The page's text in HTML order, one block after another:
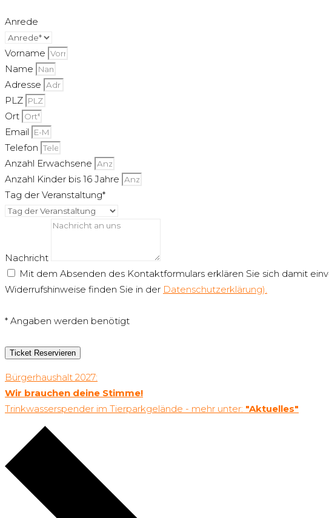
Anrede
Vorname
Name
Adresse
PLZ
Ort
Email
Telefon
Anzahl Erwachsene
Anzahl Kinder bis 16 Jahre
Tag der Veranstaltung*
Nachricht
Mit dem Absenden des Kontaktformulars erklären Sie sich damit
Widerrufshinweise finden Sie in der Datenschutzerklärung).
* Angaben werden benötigt
Ticket Reservieren
Bürgerhaushalt 2027:
Wir brauchen deine Stimme!
Trinkwasserspender im Tierparkgelände - mehr unter: "Aktuelles"